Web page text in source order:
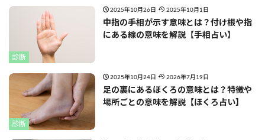
診断
2025年10月26日 2025年10月1日
中指の手相が示す意味とは？付け根や指
にある線の意味を解説【手相占い】
診断
2025年10月24日 2026年7月19日
足の裏にあるほくろの意味とは？特徴や
場所ごとの意味を解説【ほくろ占い】